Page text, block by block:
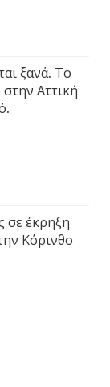
ξανά. Το
Αττική
σε έκρηξη
Κόρινθο